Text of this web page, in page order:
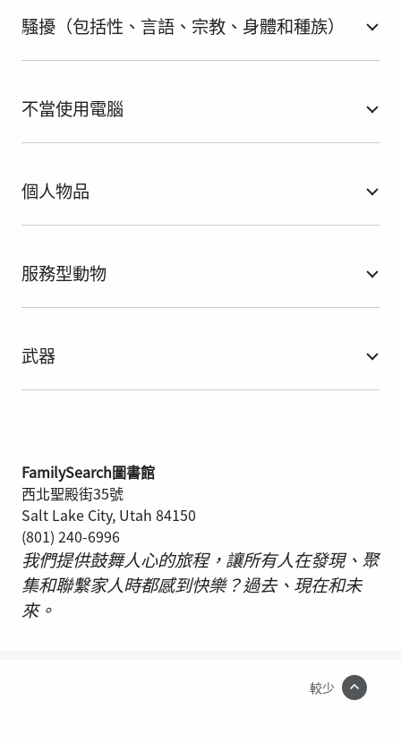
騷擾（包括性、言語、宗教、身體和種族）
不當使用電腦
個人物品
服務型動物
武器
FamilySearch圖書館
西北聖殿街35號
Salt Lake City, Utah 84150
(801) 240-6996
我們提供鼓舞人心的旅程，讓所有人在發現、聚
集和聯繫家人時都感到快樂？過去、現在和未
來。
較少